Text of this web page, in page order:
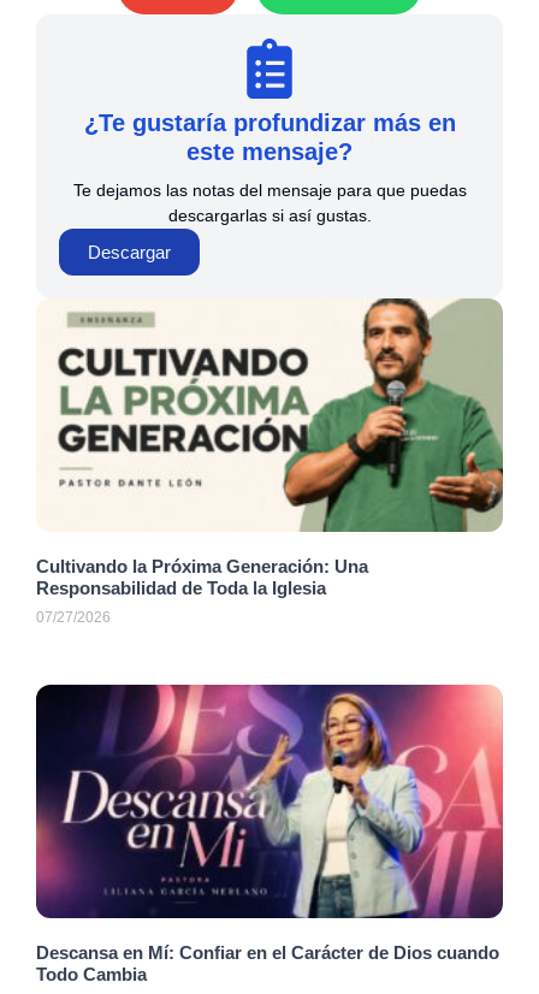
¿Te gustaría profundizar más en
este mensaje?
Te dejamos las notas del mensaje para que puedas
descargarlas si así gustas.
Descargar
Cultivando la Próxima Generación: Una
Responsabilidad de Toda la Iglesia
07/27/2026
Descansa en Mí: Confiar en el Carácter de Dios cuando
Todo Cambia